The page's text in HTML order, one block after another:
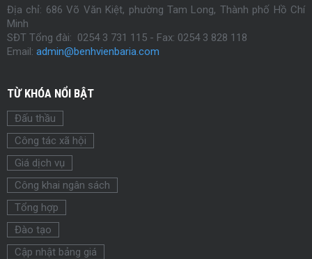
Địa chỉ: 686 Võ Văn Kiệt, phường Tam Long, Thành phố Hồ Chí
Minh
SĐT Tổng đài: 0254 3 731 115 - Fax: 0254 3 828 118
Email: admin@benhvienbaria.com
TỪ KHÓA NỔI BẬT
Đấu thầu
Công tác xã hội
Giá dịch vụ
Công khai ngân sách
Tổng hợp
Đào tạo
Cập nhật bảng giá